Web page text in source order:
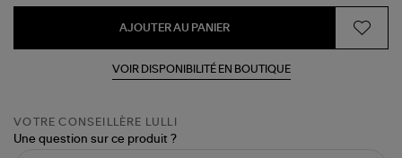
AJOUTER AU PANIER
VOIR DISPONIBILITÉ EN BOUTIQUE
VOTRE CONSEILLÈRE LULLI
Une question sur ce produit ?